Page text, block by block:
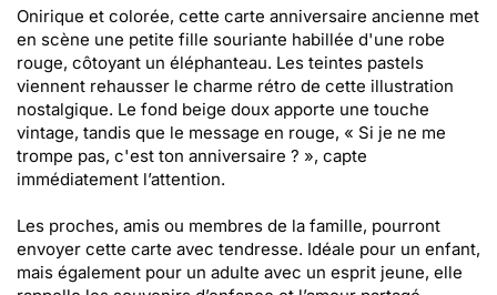
Onirique et colorée, cette carte anniversaire ancienne met
en scène une petite fille souriante habillée d'une robe
rouge, côtoyant un éléphanteau. Les teintes pastels
viennent rehausser le charme rétro de cette illustration
nostalgique. Le fond beige doux apporte une touche
vintage, tandis que le message en rouge, « Si je ne me
trompe pas, c'est ton anniversaire ? », capte
immédiatement l’attention.
Les proches, amis ou membres de la famille, pourront
envoyer cette carte avec tendresse. Idéale pour un enfant,
mais également pour un adulte avec un esprit jeune, elle